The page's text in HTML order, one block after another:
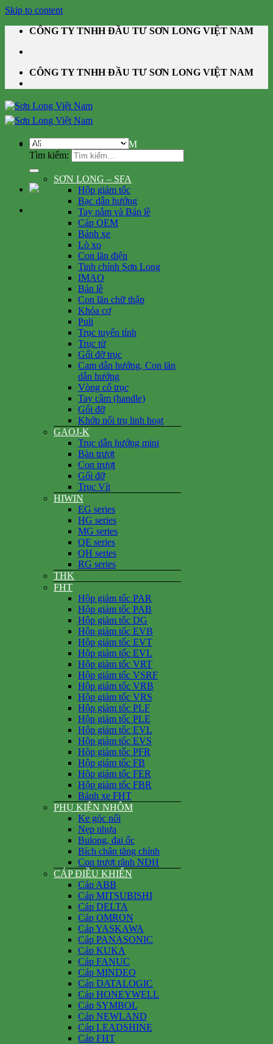
Skip to content
CÔNG TY TNHH ĐẦU TƯ SƠN LONG VIỆT NAM
CÔNG TY TNHH ĐẦU TƯ SƠN LONG VIỆT NAM
Tìm kiếm:
DANH MỤC SẢN PHẨM
SƠN LONG – SFA
Hộp giảm tốc
Bạc dẫn hướng
Tay nắm và Bản lề
Cáp OEM
Bánh xe
Lò xo
Con lăn điện
Tinh chỉnh Sơn Long
IMAO
Bản lề
Con lăn chữ thập
Khóa cơ
Puli
Trục tuyến tính
Trục từ
Gối đỡ trục
Cam dẫn hướng, Con lăn
dẫn hướng
Vòng cổ trục
Tay cầm (handle)
Gối đỡ
Khớp nối trụ linh hoạt
GAOJ-K
Trục dẫn hướng mini
Bàn trượt
Con trượt
Gối đỡ
Trục Vít
HIWIN
EG series
HG series
MG series
QE series
QH series
RG series
THK
FHT
Hộp giảm tốc PAR
Hộp giảm tốc PAB
Hộp giảm tốc DG
Hộp giảm tốc EVB
Hộp giảm tốc EVT
Hộp giảm tốc EVL
Hộp giảm tốc VRT
Hộp giảm tốc VSRF
Hộp giảm tốc VRB
Hộp giảm tốc VRS
Hộp giảm tốc PLF
Hộp giảm tốc PLE
Hộp giảm tốc EVL
Hộp giảm tốc EVS
Hộp giảm tốc PFR
Hộp giảm tốc FB
Hộp giảm tốc FER
Hộp giảm tốc FBR
Bánh xe FHT
PHỤ KIỆN NHÔM
Ke góc nổi
Nẹp nhựa
Bulong, đai ốc
Bích chân tăng chỉnh
Con trượt rãnh NĐH
CÁP ĐIỀU KHIỂN
Cáp ABB
Cáp MITSUBISHI
Cáp DELTA
Cáp OMRON
Cáp YASKAWA
Cáp PANASONIC
Cáp KUKA
Cáp FANUC
Cáp MINDEO
Cáp DATALOGIC
Cáp HONEYWELL
Cáp SYMBOL
Cáp NEWLAND
Cáp LEADSHINE
Cáp FHT